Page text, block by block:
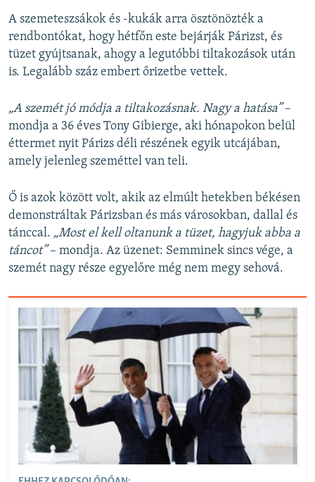
A szemeteszsákok és -kukák arra ösztönözték a
rendbontókat, hogy hétfőn este bejárják Párizst, és
tüzet gyújtsanak, ahogy a legutóbbi tiltakozások után
is. Legalább száz embert őrizetbe vettek.
„A szemét jó módja a tiltakozásnak. Nagy a hatása”–
mondja a 36 éves Tony Gibierge, aki hónapokon belül
éttermet nyit Párizs déli részének egyik utcájában,
amely jelenleg szeméttel van teli.
Ő is azok között volt, akik az elmúlt hetekben békésen
demonstráltak Párizsban és más városokban, dallal és
tánccal. „Most el kell oltanunk a tüzet, hagyjuk abba a
táncot”– mondja. Az üzenet: Semminek sincs vége, a
szemét nagy része egyelőre még nem megy sehová.